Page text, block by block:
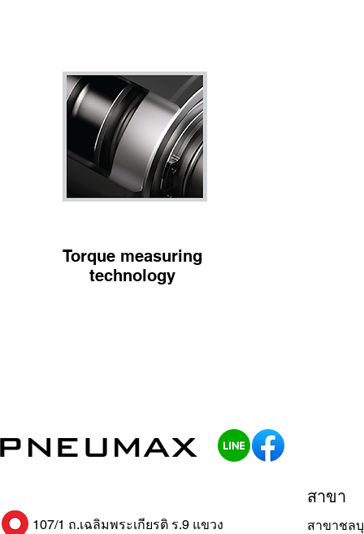
Torque measuring
technology
107/1 ถ.เฉลิมพระเกียรติ ร.9 แขวง
สาขา
สาขาชล